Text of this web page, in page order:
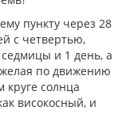
пункту через 28
с четвертью,
и 1 день, а
по движению
солнца
високосный, и